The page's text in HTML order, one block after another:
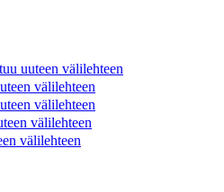
uuteen välilehteen
välilehteen
välilehteen
välilehteen
välilehteen